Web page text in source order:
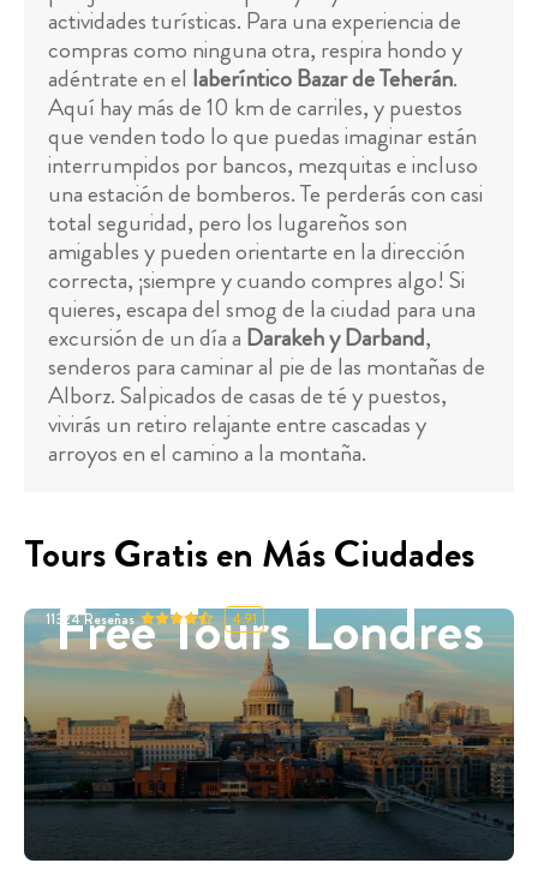
actividades turísticas. Para una experiencia de
compras como ninguna otra, respira hondo y
adéntrate en el laberíntico Bazar de Teherán.
Aquí hay más de 10 km de carriles, y puestos
que venden todo lo que puedas imaginar están
interrumpidos por bancos, mezquitas e incluso
una estación de bomberos. Te perderás con casi
total seguridad, pero los lugareños son
amigables y pueden orientarte en la dirección
correcta, ¡siempre y cuando compres algo! Si
quieres, escapa del smog de la ciudad para una
excursión de un día a Darakeh y Darband,
senderos para caminar al pie de las montañas de
Alborz. Salpicados de casas de té y puestos,
vivirás un retiro relajante entre cascadas y
arroyos en el camino a la montaña.
Tours Gratis en Más Ciudades
Free Tours Londres
11324Reseñas 4.91